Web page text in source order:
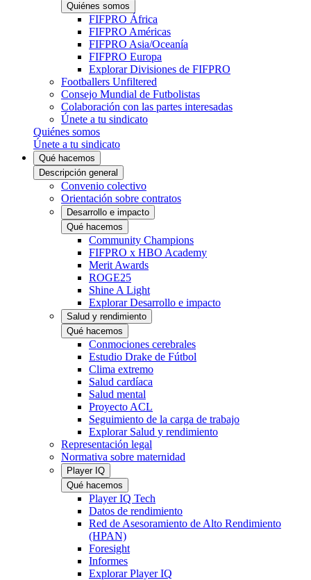
Quiénes somos
FIFPRO África
FIFPRO Américas
FIFPRO Asia/Oceanía
FIFPRO Europa
Explorar Divisiones de FIFPRO
Footballers Unfiltered
Consejo Mundial de Futbolistas
Colaboración con las partes interesadas
Únete a tu sindicato
Quiénes somos
Únete a tu sindicato
Qué hacemos
Descripción general
Convenio colectivo
Orientación sobre contratos
Desarrollo e impacto
Qué hacemos
Community Champions
FIFPRO x HBO Academy
Merit Awards
ROGE25
Shine A Light
Explorar Desarrollo e impacto
Salud y rendimiento
Qué hacemos
Conmociones cerebrales
Estudio Drake de Fútbol
Clima extremo
Salud cardíaca
Salud mental
Proyecto ACL
Seguimiento de la carga de trabajo
Explorar Salud y rendimiento
Representación legal
Normativa sobre maternidad
Player IQ
Qué hacemos
Player IQ Tech
Datos de rendimiento
Red de Asesoramiento de Alto Rendimiento
(HPAN)
Foresight
Informes
Explorar Player IQ